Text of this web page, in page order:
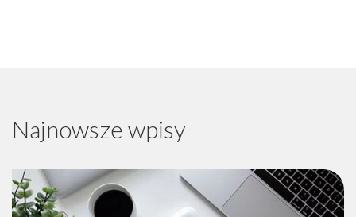
Najnowsze wpisy